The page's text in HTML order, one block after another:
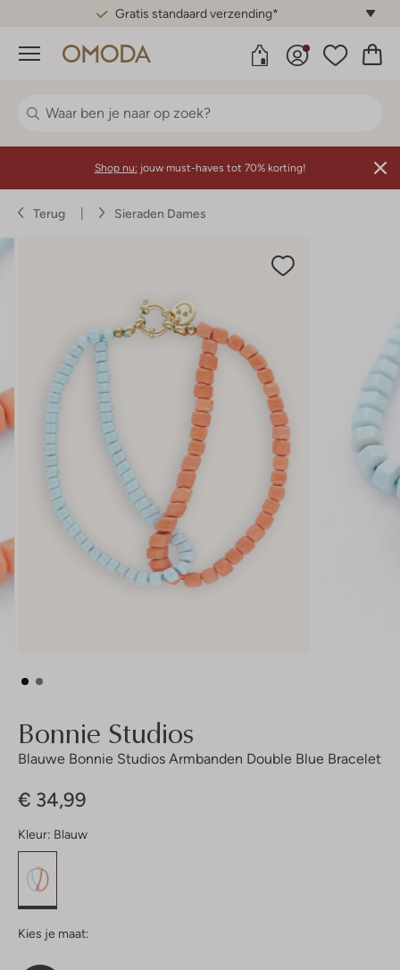
Gratis standaard verzending*
Menu
Shop nu: jouw must-haves tot 70% korting!
Terug Sieraden Dames
Bonnie Studios
Blauwe Bonnie Studios Armbanden Double Blue Bracelet
€ 34,99
Kleur: Blauw
Kies je maat: